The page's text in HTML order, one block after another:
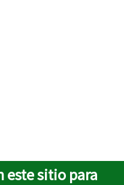
este sitio para